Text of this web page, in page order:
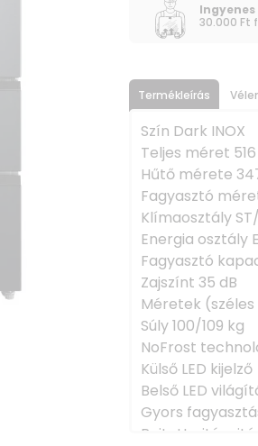
30.000 Ft
Termékleírás
Szín Dark INOX
Teljes méret 516
Hűtő mérete
Fagyasztó
Klímaosztály
Energia osztály E
Fagyasztó
Zajszínt 35 dB
Méretek (széles
Súly 100/109 kg
NoFrost
Külső LED kijelző
Belső LED
Gyors
Rejtett ajtónyitás